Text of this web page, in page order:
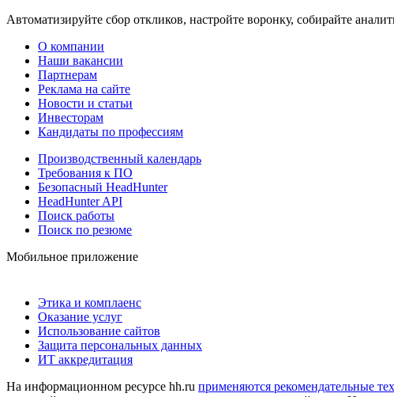
Автоматизируйте сбор откликов, настройте воронку, собирайте
О компании
Наши вакансии
Партнерам
Реклама на сайте
Новости и статьи
Инвесторам
Кандидаты по профессиям
Производственный календарь
Требования к ПО
Безопасный HeadHunter
HeadHunter API
Поиск работы
Поиск по резюме
Мобильное приложение
Этика и комплаенс
Оказание услуг
Использование сайтов
Защита персональных данных
ИТ аккредитация
На информационном ресурсе hh.ru применяются рекомендательные